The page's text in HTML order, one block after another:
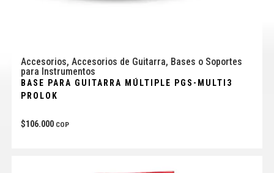
Accesorios, Accesorios de Guitarra, Bases o Soportes
para Instrumentos
BASE PARA GUITARRA MÚLTIPLE PGS-MULTI3
PROLOK
$106.000 COP